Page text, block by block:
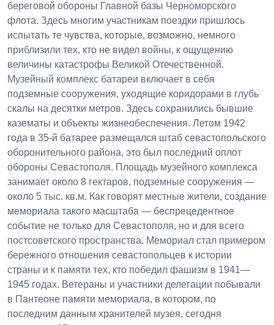
береговой обороны Главной базы Черноморского
флота. Здесь многим участникам поездки пришлось
испытать те чувства, которые, возможно, немного
приблизили тех, кто не видел войны, к ощущению
величины катастрофы Великой Отечественной.
Музейный комплекс батареи включает в себя
подземные сооружения, уходящие коридорами в глубь
скалы на десятки метров. Здесь сохранились бывшие
казематы и объекты жизнеобеспечения. Летом 1942
года в 35-й батарее размещался штаб севастопольского
оборонительного района, это был последний оплот
обороны Севастополя. Площадь музейного комплекса
занимает около 8 гектаров, подземные сооружения —
около 5 тыс. кв.м. Как говорят местные жители, создание
мемориала такого масштаба — беспрецедентное
событие не только для Севастополя, но и для всего
постсоветского пространства. Мемориал стал примером
бережного отношения севастопольцев к истории
страны и к памяти тех, кто победил фашизм в 1941—
1945 годах. Ветераны и участники делегации побывали
в Пантеоне памяти мемориала, в котором, по
последним данным хранителей музея, сегодня